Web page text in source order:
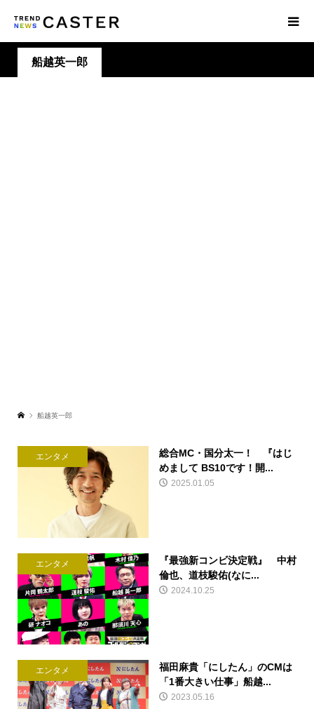
船越英一郎
船越英一郎
エンタメ
総合MC・国分太一！ 『はじ
めまして BS10です！開...
2025.01.05
エンタメ
『最強新コンビ決定戦』 中村
倫也、道枝駿佑(なに...
2024.10.25
エンタメ
福田麻貴「にしたん」のCMは
「1番大きい仕事」船越...
2023.05.16